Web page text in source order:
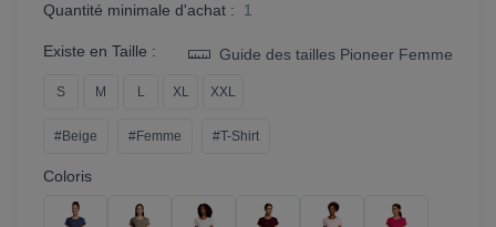
Quantité minimale d'achat : 1
Existe en Taille : Guide des tailles Pioneer Femme
S M L XL XXL
#Beige #Femme #T-Shirt
Coloris